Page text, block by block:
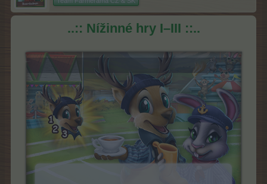
..:: Nížinné hryI–III ::..